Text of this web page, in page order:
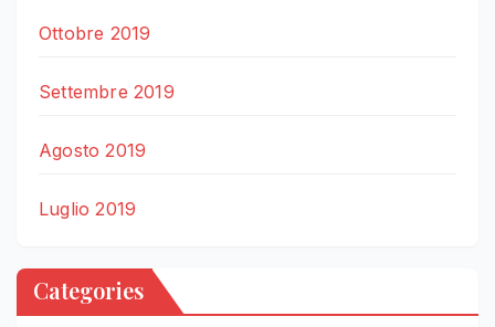
Ottobre 2019
Settembre 2019
Agosto 2019
Luglio 2019
Categories